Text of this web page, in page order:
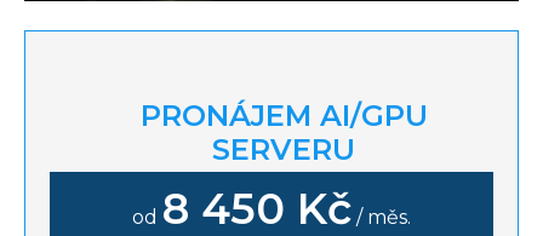
PRONÁJEM AI/GPU
SERVERU
od 8 450 Kč / měs.